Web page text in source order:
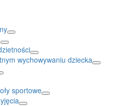
wychowywaniu dziecka
sportowe